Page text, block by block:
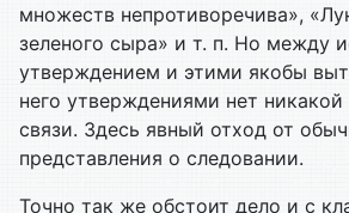
множеств непротиворечива»,
зеленого сыра» и т. п. Но между
утверждением и этими якобы
него утверждениями нет
связи. Здесь явный отход от
представления о следовании.
Точно так же обстоит дело и с